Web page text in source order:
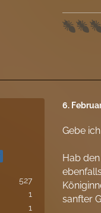
527
1
1
6.
Gebe
Hab
sanfter